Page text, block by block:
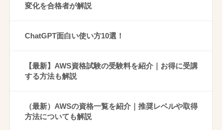
変化を合格者が解説
ChatGPT面白い使い方10選！
【最新】AWS資格試験の受験料を紹介｜お得に受講
する方法も解説
（最新）AWSの資格一覧を紹介｜推奨レベルや取得
方法についても解説